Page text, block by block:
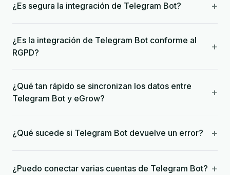
¿Es segura la integración de Telegram Bot? +
¿Es la integración de Telegram Bot conforme al
RGPD?
+
¿Qué tan rápido se sincronizan los datos entre
Telegram Bot y eGrow?
+
¿Qué sucede si Telegram Bot devuelve un error? +
¿Puedo conectar varias cuentas de Telegram Bot? +